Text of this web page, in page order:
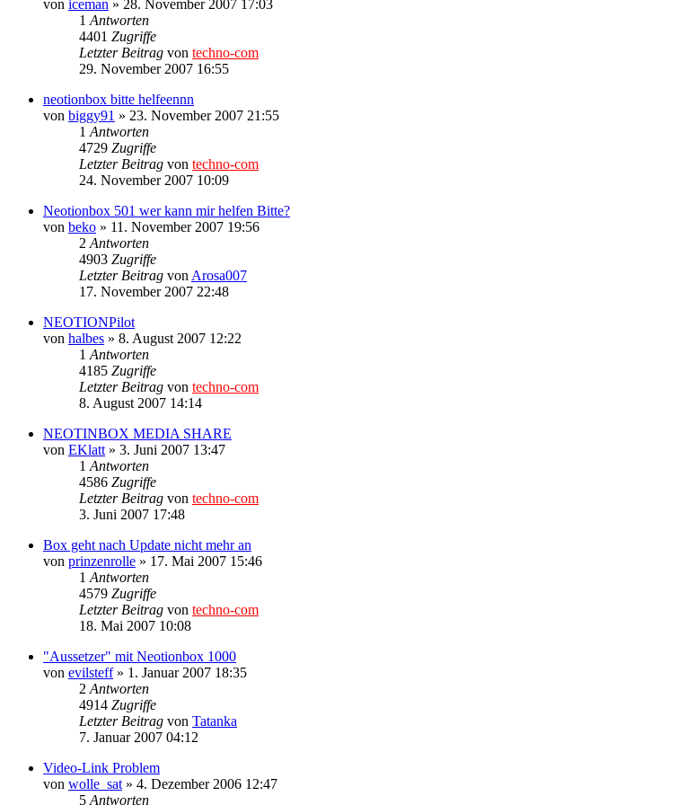
von iceman » 28. November 2007 17:03
1 Antworten
4401 Zugriffe
Letzter Beitrag von techno-com
29. November 2007 16:55
neotionbox bitte helfeennn
von biggy91 » 23. November 2007 21:55
1 Antworten
4729 Zugriffe
Letzter Beitrag von techno-com
24. November 2007 10:09
Neotionbox 501 wer kann mir helfen Bitte?
von beko » 11. November 2007 19:56
2 Antworten
4903 Zugriffe
Letzter Beitrag von Arosa007
17. November 2007 22:48
NEOTIONPilot
von halbes » 8. August 2007 12:22
1 Antworten
4185 Zugriffe
Letzter Beitrag von techno-com
8. August 2007 14:14
NEOTINBOX MEDIA SHARE
von EKlatt » 3. Juni 2007 13:47
1 Antworten
4586 Zugriffe
Letzter Beitrag von techno-com
3. Juni 2007 17:48
Box geht nach Update nicht mehr an
von prinzenrolle » 17. Mai 2007 15:46
1 Antworten
4579 Zugriffe
Letzter Beitrag von techno-com
18. Mai 2007 10:08
"Aussetzer" mit Neotionbox 1000
von evilsteff» 1. Januar 2007 18:35
2 Antworten
4914 Zugriffe
Letzter Beitrag von Tatanka
7. Januar 2007 04:12
Video-Link Problem
von wolle_sat » 4. Dezember 2006 12:47
5 Antworten